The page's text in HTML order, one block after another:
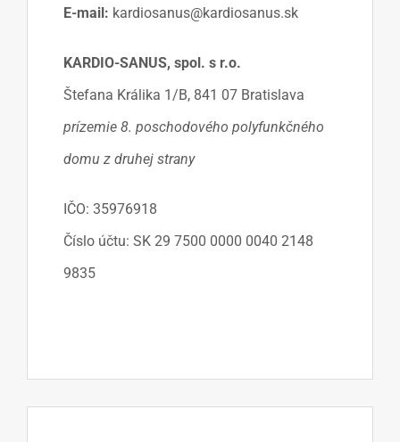
E-mail: kardiosanus@kardiosanus.sk
KARDIO-SANUS, spol. s r.o.
Štefana Králika 1/B, 841 07 Bratislava
prízemie 8. poschodového polyfunkčného
domu z druhej strany
IČO: 35976918
Číslo účtu: SK 29 7500 0000 0040 2148
9835